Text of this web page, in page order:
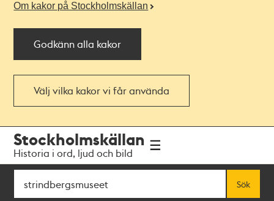
Om kakor på Stockholmskällan
Godkänn alla kakor
Välj vilka kakor vi får använda
navigationen
huvudinnehållet
Stockholmskällan
Historia i ord, ljud och bild
Sök
Sök